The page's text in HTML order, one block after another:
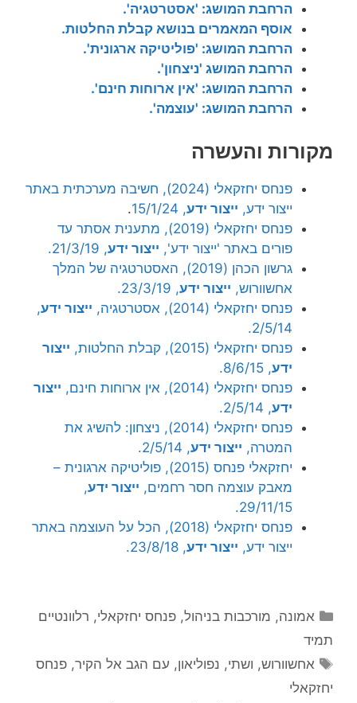
הרחבת המושג: 'אסטרטגיה'.
אוסף המאמרים בנושא קבלת החלטות.
הרחבת המושג: 'פוליטיקה ארגונית'.
הרחבת המושג 'ניצחון'.
הרחבת המושג: 'אין ארוחות חינם'.
הרחבת המושג: 'עוצמה'.
מקורות והעשרה
פנחס יחזקאלי (2024), חשיבה מערכתית באתר
ייצור ידע, ייצור ידע, 15/1/24
.
פנחס יחזקאלי (2019), מתענית אסתר עד
פורים באתר 'ייצור ידע', ייצור ידע, 21/3/19.
גרשון הכהן (2019), האסטרטגיה של המלך
אחשוורוש, ייצור ידע, 23/3/19.
פנחס יחזקאלי (2014), אסטרטגיה,
ייצור ידע,
2/5/14.
פנחס יחזקאלי (2015), קבלת החלטות,
ייצור
ידע, 8/6/15.
פנחס יחזקאלי (2014), אין ארוחות חינם,
ייצור
ידע, 2/5/14.
פנחס יחזקאלי (2014), ניצחון: להשיג את
המטרה, ייצור ידע, 2/5/14.
יחזקאלי פנחס (2015), פוליטיקה ארגונית –
מאבק עוצמה חסר רחמים, ייצור ידע,
29/11/15.
פנחס יחזקאלי (2018), הכל על העוצמה באתר
ייצור ידע, ייצור ידע, 23/8/18.
קטגוריות
אמונה, מורכבות בניהול,פנחס יחזקאלי, רלוונטיים
תמיד
תגיות
אחשוורוש, ושתי, נפוליאון, עם הגב אל הקיר,פנחס
יחזקאלי